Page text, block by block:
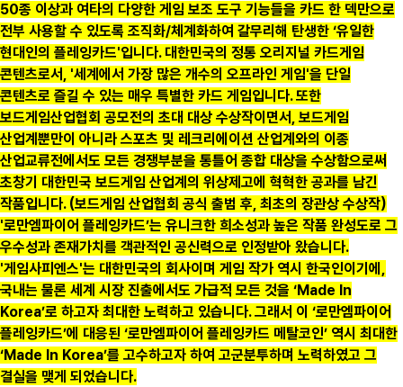
50종 이상과 여타의 다양한 게임 보조 도구 기능들을 카드 한 덱만으로
전부 사용할 수 있도록 조직화/체계화하여 갈무리해 탄생한 ‘유일한
현대인의 플레잉카드'입니다. 대한민국의 정통 오리지널 카드게임
콘텐츠로서, '세계에서 가장 많은 개수의 오프라인 게임'을 단일
콘텐츠로 즐길 수 있는 매우 특별한 카드 게임입니다. 또한
보드게임산업협회 공모전의 초대 대상 수상작이면서, 보드게임
산업계뿐만이 아니라 스포츠 및 레크리에이션 산업계와의 이종
산업교류전에서도 모든 경쟁부분을 통틀어 종합 대상을 수상함으로써
초창기 대한민국 보드게임 산업계의 위상제고에 혁혁한 공과를 남긴
작품입니다. (보드게임 산업협회 공식 출범 후, 최초의 장관상 수상작)
'로만엠파이어 플레잉카드’는 유니크한 희소성과 높은 작품 완성도로 그
우수성과 존재가치를 객관적인 공신력으로 인정받아 왔습니다.
'게임사피엔스'는 대한민국의 회사이며 게임 작가 역시 한국인이기에,
국내는 물론 세계 시장 진출에서도 가급적 모든 것을 ‘Made In
Korea’로 하고자 최대한 노력하고 있습니다. 그래서 이 ‘로만엠파이어
플레잉카드’에 대응된 ‘로만엠파이어 플레잉카드 메탈코인’ 역시 최대한
‘Made In Korea’를 고수하고자 하여 고군분투하며 노력하였고 그
결실을 맺게 되었습니다.